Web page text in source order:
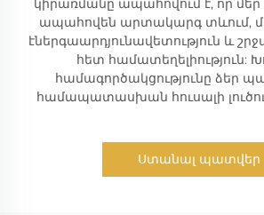
կիրառմանը ապահովում է, որ մեր
ապահովեն արտակարգ տևում,
էներգաարդյունավետություն և
հետ համատեղելիություն:
համագործակցությունը ձեր
համապատասխան հուսալի
Ստանալ պատվեր